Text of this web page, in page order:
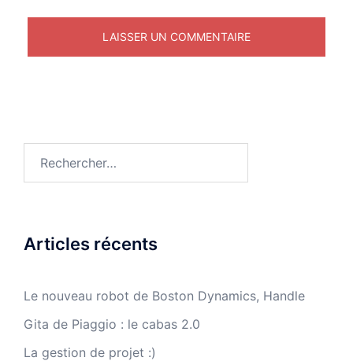
Articles récents
Le nouveau robot de Boston Dynamics, Handle
Gita de Piaggio : le cabas 2.0
La gestion de projet :)